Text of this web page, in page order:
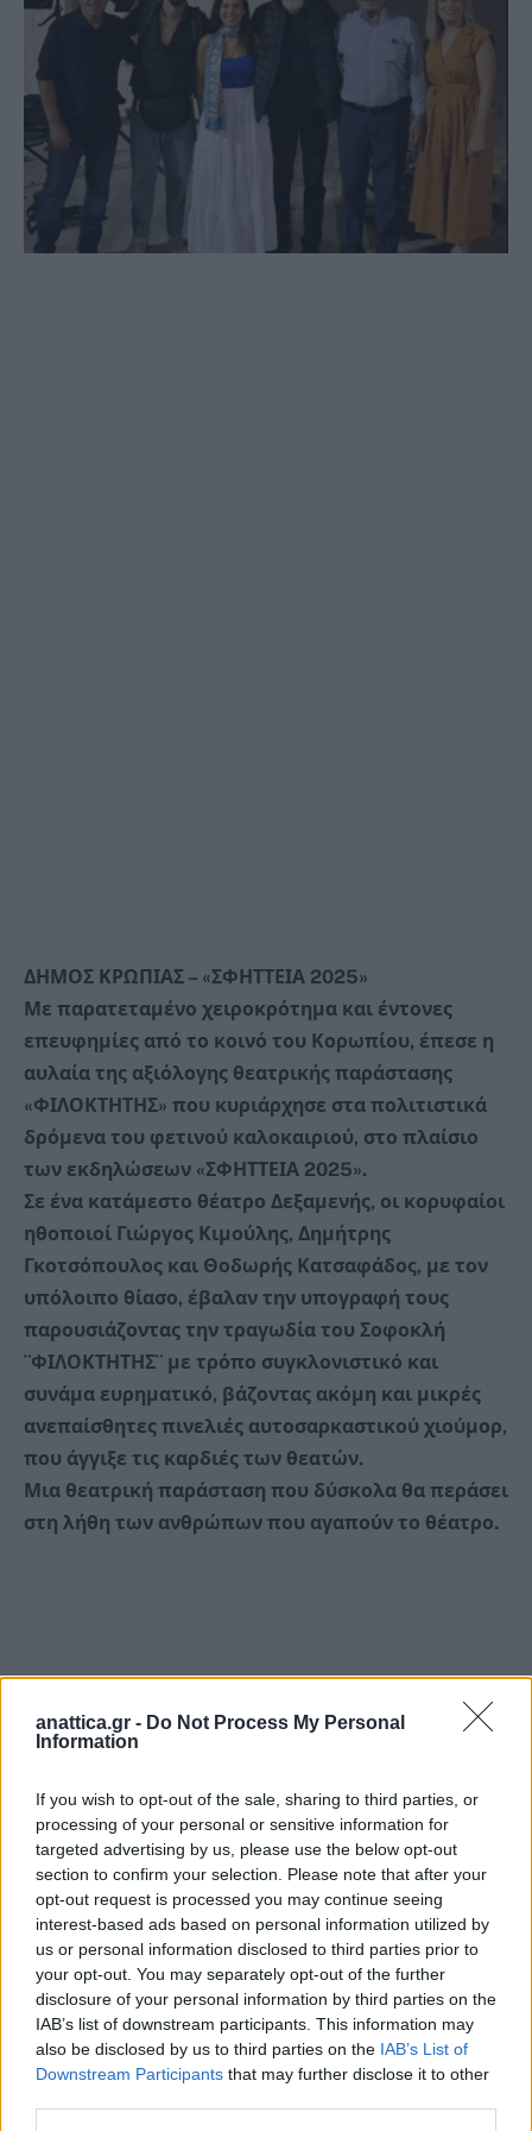
anattica.gr - Do Not Process My Personal
Information
If you wish to opt-out of the sale, sharing to third parties, or
processing of your personal or sensitive information for
targeted advertising by us, please use the below opt-out
section to confirm your selection. Please note that after your
opt-out request is processed you may continue seeing
interest-based ads based on personal information utilized by
us or personal information disclosed to third parties prior to
your opt-out. You may separately opt-out of the further
disclosure of your personal information by third parties on the
IAB’s list of downstream participants. This information may
also be disclosed by us to third parties on the IAB’s List of
Downstream Participants that may further disclose it to other
ΔΗΜΟΣ ΚΡΩΠΙΑΣ – «ΣΦΗΤΤΕΙΑ 2025»
Με παρατεταμένο χειροκρότημα και έντονες
επευφημίες από το κοινό του Κορωπίου, έπεσε η
αυλαία της αξιόλογης θεατρικής παράστασης
«ΦΙΛΟΚΤΗΤΗΣ» που κυριάρχησε στα πολιτιστικά
δρόμενα του φετινού καλοκαιριού, στο πλαίσιο
των εκδηλώσεων «ΣΦΗΤΤΕΙΑ 2025».
Σε ένα κατάμεστο θέατρο Δεξαμενής, οι κορυφαίοι
ηθοποιοί Γιώργος Κιμούλης, Δημήτρης
Γκοτσόπουλος και Θοδωρής Κατσαφάδος, με τον
υπόλοιπο θίασο, έβαλαν την υπογραφή τους
παρουσιάζοντας την τραγωδία του Σοφοκλή
¨ΦΙΛΟΚΤΗΤΗΣ¨ με τρόπο συγκλονιστικό και
συνάμα ευρηματικό, βάζοντας ακόμη και μικρές
ανεπαίσθητες πινελιές αυτοσαρκαστικού χιούμορ,
που άγγιξε τις καρδιές των θεατών.
Μια θεατρική παράσταση που δύσκολα θα περάσει
στη λήθη των ανθρώπων που αγαπούν το θέατρο.